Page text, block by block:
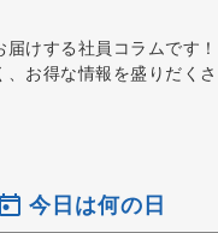
届けする社員コラムです
、お得な情報を盛りだく
今日は何の日